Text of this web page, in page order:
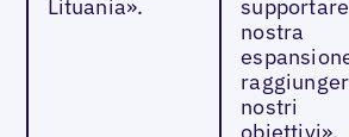
Lituania».
nostra
nostri
obiettivi».